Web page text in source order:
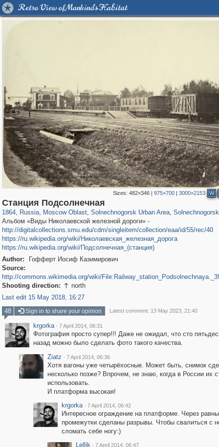
Retro View of Mankind's Habitat
Sizes:482×346 |975×700 |3000×2153 W
Станция Подсолнечная
1864, Russia
1,406,255 29,243
, Moscow Oblast
96,319 1,691
, Solnechnogorsk Urban Area
2,418
, Solnechnogorsk
Альбом «Виды Николаевской железной дороги» -
http://digitalcollections.smu.edu/cdm/singleitem/collection/eaa/id/55/rec/40
https://ru.wikipedia.org/wiki/Николаевская_железная_дорога
https://ru.wikipedia.org/wiki/Подсолнечная_(станция)
Author:
Гофферт Иосиф Казимирович
Source:
http://commons.wikimedia.org/wiki/
Shooting direction:  north
Last edit 15 May 2018, 16:27
48
Sign in to share your opinion Latest comment: 13 May 2023, 21:40
krgorka · 7 April 2014, 06:31
Фотография просто супер!!! Даже не ожидал, что сто
назад можно было сделать фото такого качества.
Ziatz · 7 April 2014, 06:36
Хотя вагоны уже четырёхосные. Может быть, снимок
несколько позже? Впрочем, не знаю, когда в России их
использовать.
И платформа высокая!
krgorka · 7 April 2014, 06:42
Интересное ограждение на платформе. Через
промежутки сделаны разрывы. Чтобы свалиться с
сломать себе ногу:)
Lellik · 7 April 2014, 06:47